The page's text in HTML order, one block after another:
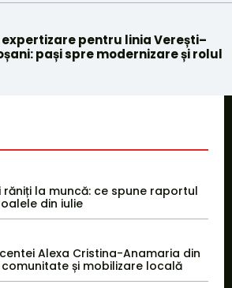
pentru linia Verești–
pași spre modernizare și rolul
răniți la muncă: ce spune raportul
din iulie
Alexa Cristina-Anamaria din
și mobilizare locală